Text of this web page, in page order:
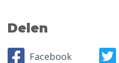
Delen
Facebook